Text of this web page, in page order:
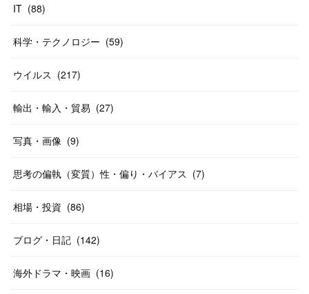
IT (88)
科学・テクノロジー (59)
ウイルス (217)
輸出・輸入・貿易 (27)
写真・画像 (9)
思考の偏執（変質）性・偏り・バイアス (7)
相場・投資 (86)
ブログ・日記 (142)
海外ドラマ・映画 (16)